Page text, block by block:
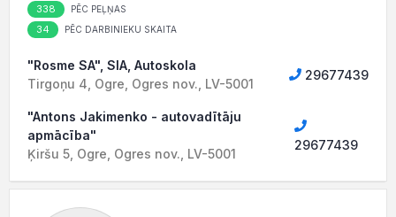
338 PĒC PEĻŅAS
34 PĒC DARBINIEKU SKAITA
"Rosme SA", SIA, Autoskola
Tirgoņu 4, Ogre, Ogres nov., LV-5001
29677439
"Antons Jakimenko - autovadītāju
apmācība"
Ķiršu 5, Ogre, Ogres nov., LV-5001
29677439